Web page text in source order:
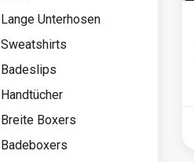
Lange Unterhosen
Sweatshirts
Badeslips
Handtücher
Breite Boxers
Badeboxers